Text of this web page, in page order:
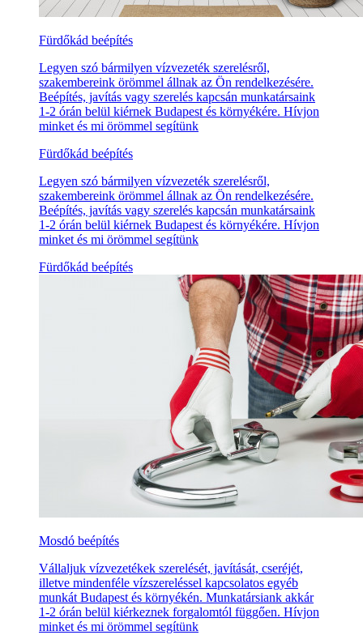
Fürdőkád beépítés
Legyen szó bármilyen vízvezeték szerelésről,
szakembereink örömmel állnak az Ön rendelkezésére.
Beépítés, javítás vagy szerelés kapcsán munkatársaink
1-2 órán belül kiérnek Budapest és környékére. Hívjon
minket és mi örömmel segítünk
Fürdőkád beépítés
Legyen szó bármilyen vízvezeték szerelésről,
szakembereink örömmel állnak az Ön rendelkezésére.
Beépítés, javítás vagy szerelés kapcsán munkatársaink
1-2 órán belül kiérnek Budapest és környékére. Hívjon
minket és mi örömmel segítünk
Fürdőkád beépítés
Mosdó beépítés
Vállaljuk vízvezetékek szerelését, javítását, cseréjét,
illetve mindenféle vízszereléssel kapcsolatos egyéb
munkát Budapest és környékén. Munkatársiank akkár
1-2 órán belül kiérkeznek forgalomtól függően. Hívjon
minket és mi örömmel segítünk